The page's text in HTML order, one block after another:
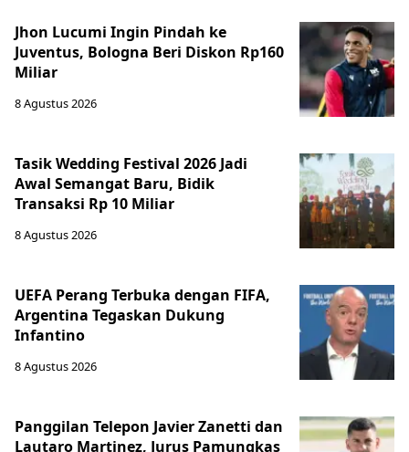
Jhon Lucumi Ingin Pindah ke
Juventus, Bologna Beri Diskon Rp160
Miliar
8 Agustus 2026
Tasik Wedding Festival 2026 Jadi
Awal Semangat Baru, Bidik
Transaksi Rp 10 Miliar
8 Agustus 2026
UEFA Perang Terbuka dengan FIFA,
Argentina Tegaskan Dukung
Infantino
8 Agustus 2026
Panggilan Telepon Javier Zanetti dan
Lautaro Martinez, Jurus Pamungkas